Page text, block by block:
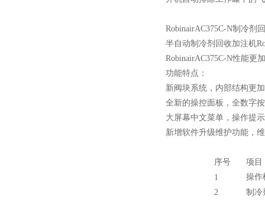
RobinairAC375C-N制冷剂
半自动制冷剂回收加注机
RobinairAC375C-N性能更
功能特点：
新阀块系统，内部结构更
全新的操控面板，全数字
大屏幕中文菜单，操作提
新增软件升级维护功能，
序号
项目
1
操作
2
制冷